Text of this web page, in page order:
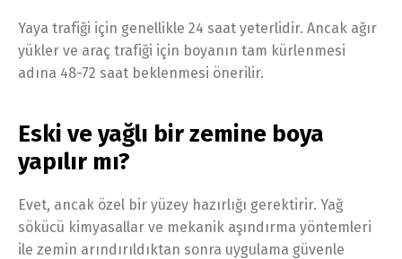
Yaya trafiği için genellikle 24 saat yeterlidir. Ancak ağır
yükler ve araç trafiği için boyanın tam kürlenmesi
adına 48-72 saat beklenmesi önerilir.
Eski ve yağlı bir zemine boya
yapılır mı?
Evet, ancak özel bir yüzey hazırlığı gerektirir. Yağ
sökücü kimyasallar ve mekanik aşındırma yöntemleri
ile zemin arındırıldıktan sonra uygulama güvenle